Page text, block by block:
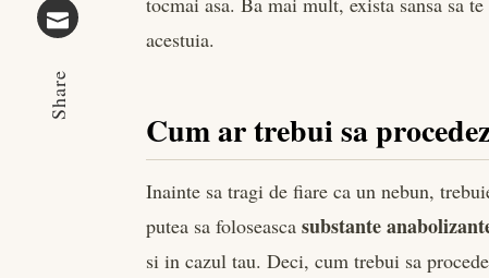
Share
acestuia.
Cum ar trebui sa
Inainte sa tragi de fiare ca un nebun,
putea sa foloseascasubstante
si in cazul tau. Deci, cum trebui sa